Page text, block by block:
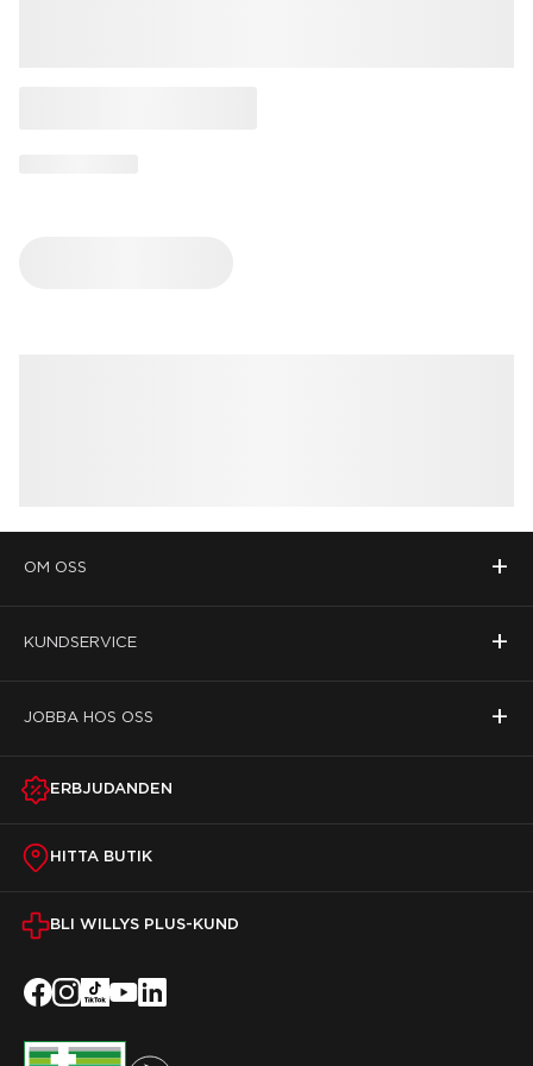
OM OSS +
KUNDSERVICE +
JOBBA HOS OSS +
ERBJUDANDEN
HITTA BUTIK
BLI WILLYS PLUS-KUND